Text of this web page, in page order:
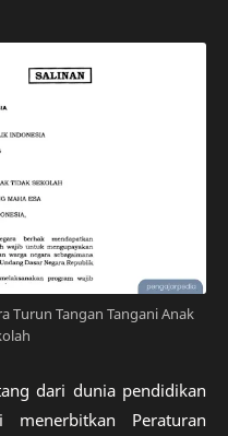
Turun Tangan Tangani Anak
dari dunia pendidikan
menerbitkan Peraturan